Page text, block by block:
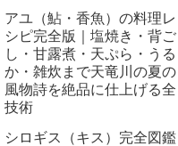
アユ（鮎・香魚）の料理レ
シピ完全版｜塩焼き・背ご
し・甘露煮・天ぷら・うる
か・雑炊まで天竜川の夏の
風物詩を絶品に仕上げる全
技術
シロギス（キス）完全図鑑